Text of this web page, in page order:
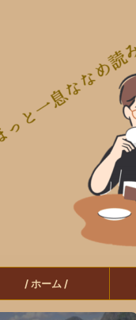
/ ホーム /